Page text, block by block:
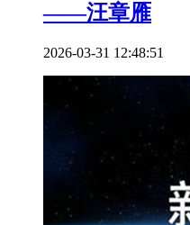
——汪章雁
2026-03-31 12:48:51